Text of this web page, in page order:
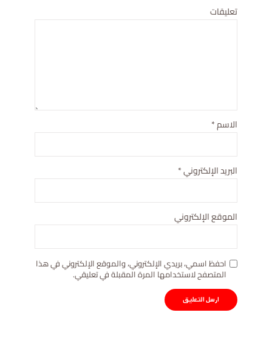
تعليقات
الاسم*
البريد الإلكتروني*
الموقع الإلكتروني
احفظ اسمي، بريدي الإلكتروني، والموقع الإلكتروني في هذا
المتصفح لاستخدامها المرة المقبلة في تعليقي.